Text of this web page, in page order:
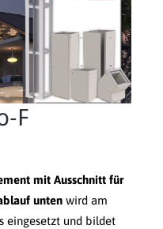
F
mit Ausschnitt für
unten wird am
eingesetzt und bildet